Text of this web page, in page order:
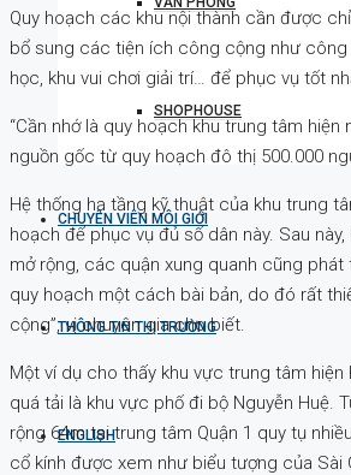
SHOPHOUSE
CHUYÊN VIÊN MÔI GIỚI
THÔNG TIN THỊ TRƯỜNG
ENGLISH
Quy hoạch các khu nội thành cần được
bổ sung các tiện ích công cộng như công
học, khu vui chơi giải trí… để phục vụ tốt
“Cần nhớ là quy hoạch khu trung tâm hiện
nguồn gốc từ quy hoạch đô thị 500.000
Hệ thống hạ tầng kỹ thuật của khu trung
hoạch để phục vụ đủ số dân này. Sau
mở rộng, các quận xung quanh cũng
quy hoạch một cách bài bản, do đó rất
cộng”, vị chuyên gia cho biết.
Một ví dụ cho thấy khu vực trung tâm hiện
quá tải là khu vực phố đi bộ Nguyễn Huệ.
rộng 64m tại trung tâm Quận 1 quy tụ
cổ kính được xem như biểu tượng của Sài